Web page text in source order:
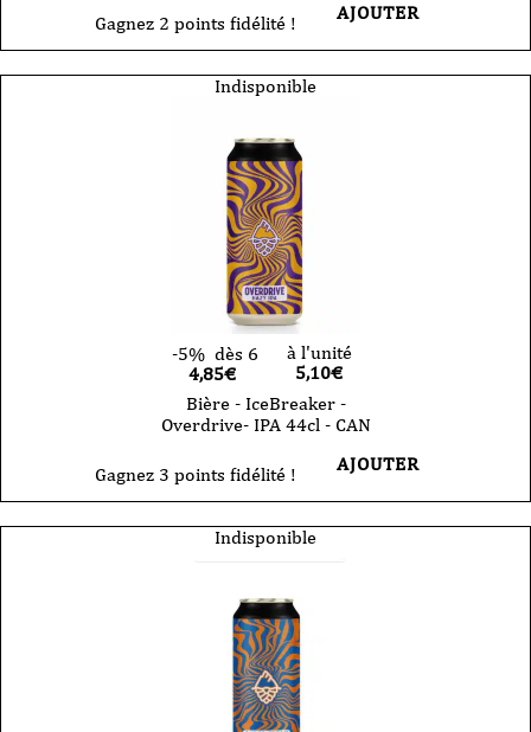
Gagnez 2 points fidélité ! AJOUTER
Indisponible
-5% dès 6
4,85€
à l'unité
5,10€
Bière - IceBreaker -
Overdrive- IPA 44cl - CAN
Gagnez 3 points fidélité ! AJOUTER
Indisponible